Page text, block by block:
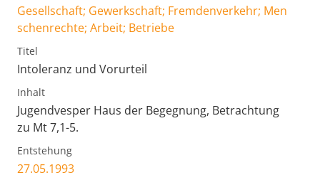
Gesellschaft; Gewerkschaft; Fremdenverkehr; Men
schenrechte; Arbeit; Betriebe
Titel
Intoleranz und Vorurteil
Inhalt
Jugendvesper Haus der Begegnung, Betrachtung
zu Mt 7,1-5.
Entstehung
27.05.1993